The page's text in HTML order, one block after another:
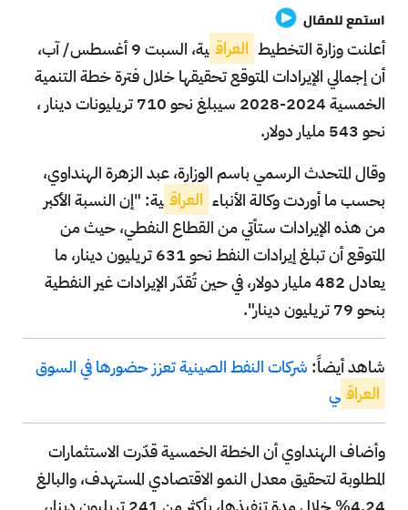
استمع للمقال
أعلنت وزارة التخطيط العراق
ية، السبت 9 أغسطس/ آب،
أن إجمالي الإيرادات المتوقع تحقيقها خلال فترة خطة التنمية
الخمسية 2024-2028 سيبلغ نحو 710 تريليونات دينار ،
نحو 543 مليار دولار.
وقال المتحدث الرسمي باسم الوزارة، عبد الزهرة الهنداوي،
بحسب ما أوردت وكالة الأنباء العراق ية: "إن النسبة الأكبر
من هذه الإيرادات ستأتي من القطاع النفطي، حيث من
المتوقع أن تبلغ إيرادات النفط نحو 631 تريليون دينار، ما
يعادل 482 مليار دولار، في حين تُقدّر الإيرادات غير النفطية
بنحو 79 تريليون دينار".
شاهد أيضاً: شركات النفط الصينية تعزز حضورها في السوق
العراق ي
وأضاف الهنداوي أن الخطة الخمسية قدّرت الاستثمارات
المطلوبة لتحقيق معدل النمو الاقتصادي المستهدف، والبالغ